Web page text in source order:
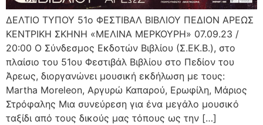
ΔΕΛΤΙΟ ΤΥΠΟΥ 51ο ΦΕΣΤΙΒΑΛ ΒΙΒΛΙΟΥ ΠΕΔΙΟΝ ΑΡΕΩΣ
ΚΕΝΤΡΙΚΗ ΣΚΗΝΗ «ΜΕΛΙΝΑ ΜΕΡΚΟΥΡΗ» 07.09.23 /
20:00 Ο Σύνδεσμος Εκδοτών Βιβλίου (Σ.ΕΚ.Β.), στο
πλαίσιο του 51ου Φεστιβάλ Βιβλίου στο Πεδίον του
Άρεως, διοργανώνει μουσική εκδήλωση με τους:
Martha Moreleon, Αργυρώ Καπαρού, Ερωφίλη, Μάριος
Στρόφαλης Μια συνεύρεση για ένα μεγάλο μουσικό
ταξίδι από τους δικούς μας τόπους ως την […]